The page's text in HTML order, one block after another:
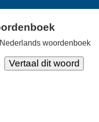
woordenboek